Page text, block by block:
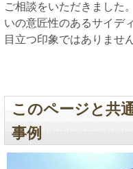
ご相談をいただきました
いの意匠性のあるサイデ
目立つ印象ではありませ
このページと共
事例